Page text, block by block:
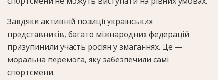
Завдяки активній позиції українських
представників, багато міжнародних федерацій
призупинили участь росіян у змаганнях. Це —
моральна перемога, яку забезпечили самі
спортсмени.